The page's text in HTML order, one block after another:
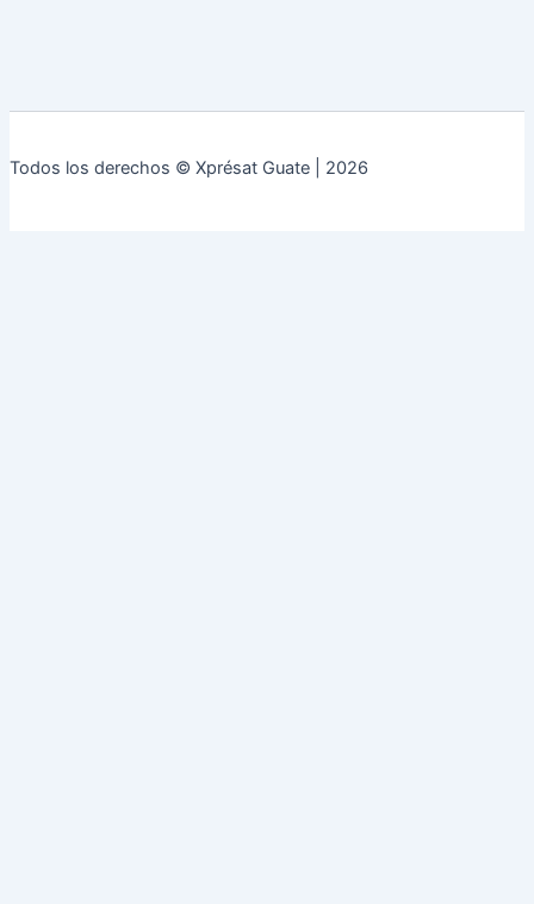
Todos los derechos © Xprésat Guate | 2026